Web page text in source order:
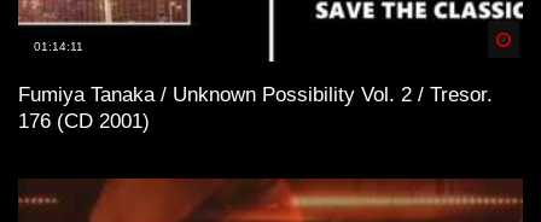
01:14:11
Fumiya Tanaka / Unknown Possibility Vol. 2 / Tresor.
176 (CD 2001)